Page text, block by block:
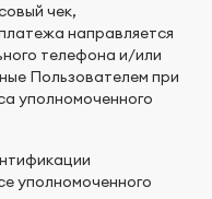
чек,
направляется
телефона и/или
Пользователем при
уполномоченного
уполномоченного